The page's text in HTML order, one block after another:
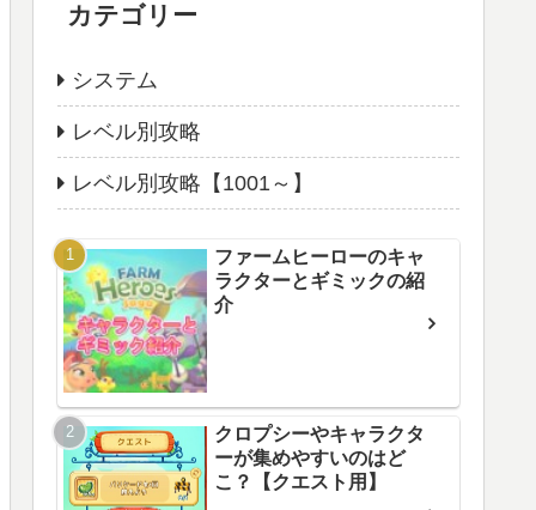
カテゴリー
システム
レベル別攻略
レベル別攻略【1001～】
ファームヒーローのキャ
ラクターとギミックの紹
介
クロプシーやキャラクタ
ーが集めやすいのはど
こ？【クエスト用】